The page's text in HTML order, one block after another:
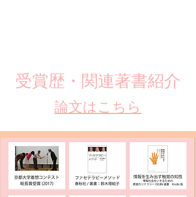
​受賞歴・関連著書紹介
​論文はこちら